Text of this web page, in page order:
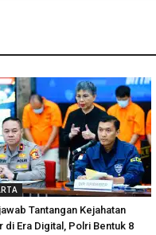
Tantangan Kejahatan
di Era Digital, Polri Bentuk 8